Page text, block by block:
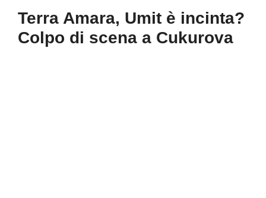
Terra Amara, Umit è incinta?
Colpo di scena a Cukurova